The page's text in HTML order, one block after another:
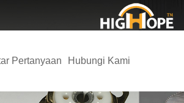
Pertanyaan Hubungi Kami